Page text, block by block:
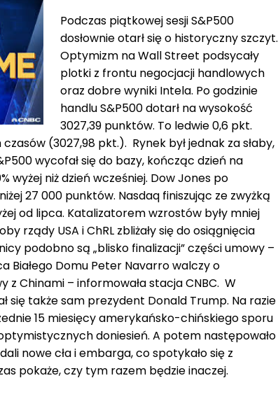
Podczas piątkowej sesji S&P500
dosłownie otarł się o historyczny szczyt.
Optymizm na Wall Street podsycały
plotki z frontu negocjacji handlowych
oraz dobre wyniki Intela. Po godzinie
handlu S&P500 dotarł na wysokość
3027,39 punktów. To ledwie 0,6 pkt.
(3027,98 pkt.). Rynek był jednak za słaby,
wycofał się do bazy, kończąc dzień na
wyżej niż dzień wcześniej. Dow Jones po
27 000 punktów. Nasdaq finiszując ze zwyżką
od lipca. Katalizatorem wzrostów były mniej
rządy USA i ChRL zbliżały się do osiągnięcia
podobno są „blisko finalizacji” części umowy –
Białego Domu Peter Navarro walczy o
z Chinami – informowała stacja CNBC. W
się także sam prezydent Donald Trump. Na razie
15 miesięcy amerykańsko-chińskiego sporu
doniesień. A potem następowało
nowe cła i embarga, co spotykało się z
pokaże, czy tym razem będzie inaczej.